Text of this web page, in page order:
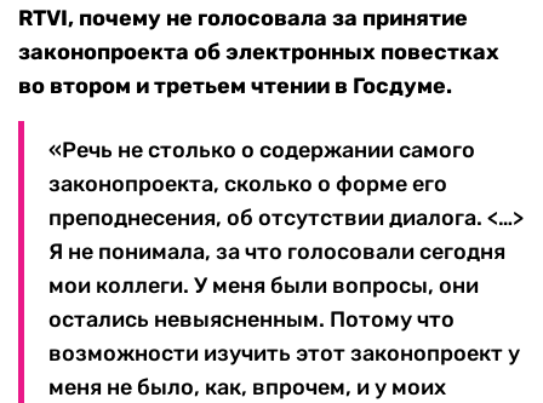
RTVI, почему не голосовала за принятие
законопроекта об электронных повестках
во втором и третьем чтении в Госдуме.
«Речь не столько о содержании самого
законопроекта, сколько о форме его
преподнесения, об отсутствии диалога. <…>
Я не понимала, за что голосовали сегодня
мои коллеги. У меня были вопросы, они
остались невыясненным. Потому что
возможности изучить этот законопроект у
меня не было, как, впрочем, и у моих